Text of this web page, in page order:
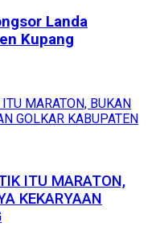
Landa
Kupang
ITU MARATON,
KEKARYAAN